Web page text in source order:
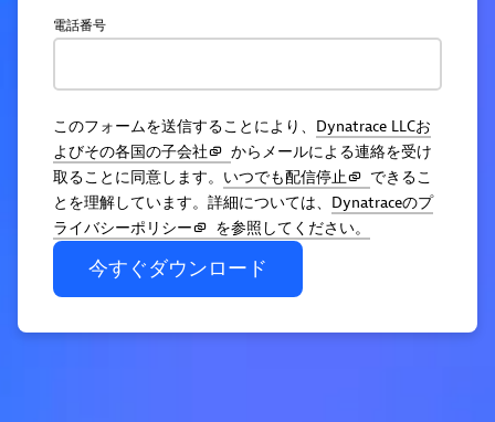
電話番号
このフォームを送信することにより、 Dynatrace LLCお
よびその各国の子会社
からメールによる連絡を受け
取ることに同意します。 いつでも配信停止
できるこ
とを理解しています。詳細については、 Dynatraceのプ
ライバシーポリシー
を参照してください。
今すぐダウンロード